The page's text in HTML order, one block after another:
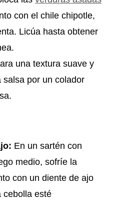
con el chile chipotle,
Licúa hasta obtener
una textura suave y
por un colador
En un sartén con
medio, sofríe la
con un diente de ajo
cebolla esté